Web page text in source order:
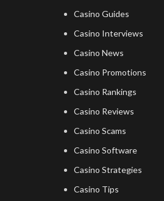
Casino Guides
Casino Interviews
Casino News
Casino Promotions
Casino Rankings
Casino Reviews
Casino Scams
Casino Software
Casino Strategies
Casino Tips